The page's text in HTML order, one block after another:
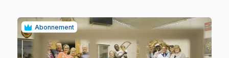
Abonnement